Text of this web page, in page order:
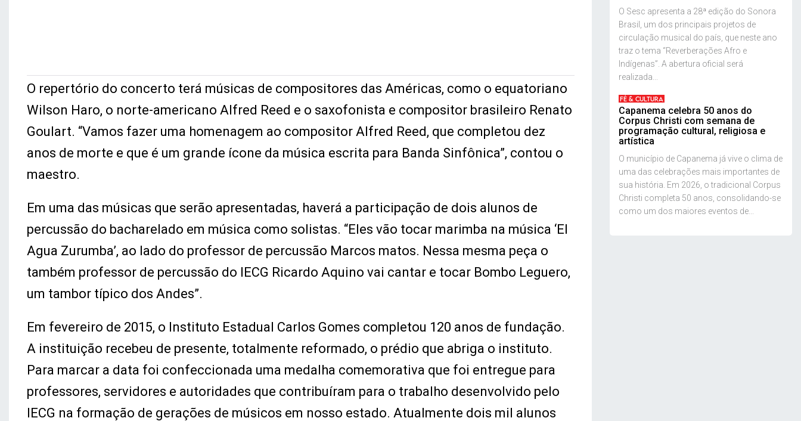
O repertório do concerto terá músicas de compositores das Américas, como o equatoriano
Wilson Haro, o norte-americano Alfred Reed e o saxofonista e compositor brasileiro Renato
Goulart. “Vamos fazer uma homenagem ao compositor Alfred Reed, que completou dez
anos de morte e que é um grande ícone da música escrita para Banda Sinfônica”, contou o
maestro.
Em uma das músicas que serão apresentadas, haverá a participação de dois alunos de
percussão do bacharelado em música como solistas. “Eles vão tocar marimba na música ‘El
Agua Zurumba’, ao lado do professor de percussão Marcos matos. Nessa mesma peça o
também professor de percussão do IECG Ricardo Aquino vai cantar e tocar Bombo Leguero,
um tambor típico dos Andes”.
Em fevereiro de 2015, o Instituto Estadual Carlos Gomes completou 120 anos de fundação.
A instituição recebeu de presente, totalmente reformado, o prédio que abriga o instituto.
Para marcar a data foi confeccionada uma medalha comemorativa que foi entregue para
professores, servidores e autoridades que contribuíram para o trabalho desenvolvido pelo
IECG na formação de gerações de músicos em nosso estado. Atualmente dois mil alunos
O Sesc apresenta a 28ª edição do Sonora
Brasil, um dos principais projetos de
circulação musical do país, que neste ano
traz o tema “Reverberações Afro e
Indígenas”. A abertura oficial será
realizada...
FÉ & CULTURA
Capanema celebra 50 anos do
Corpus Christi com semana de
programação cultural, religiosa e
artística
O município de Capanema já vive o clima de
uma das celebrações mais importantes de
sua história. Em 2026, o tradicional Corpus
Christi completa 50 anos, consolidando-se
como um dos maiores eventos de...